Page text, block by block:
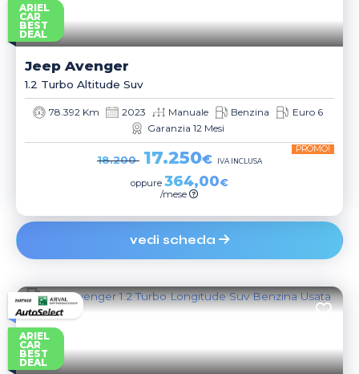
ARIEL
CAR
BEST
DEAL
Jeep Avenger
1.2 Turbo Altitude Suv
78.392 Km 2023 Manuale Benzina
Euro 6
Garanzia 12 Mesi
18.200 17.250€
PROMO!
IVA INCLUSA
oppure 364,00€
/mese
vedi scheda
ARIEL
CAR
BEST
DEAL